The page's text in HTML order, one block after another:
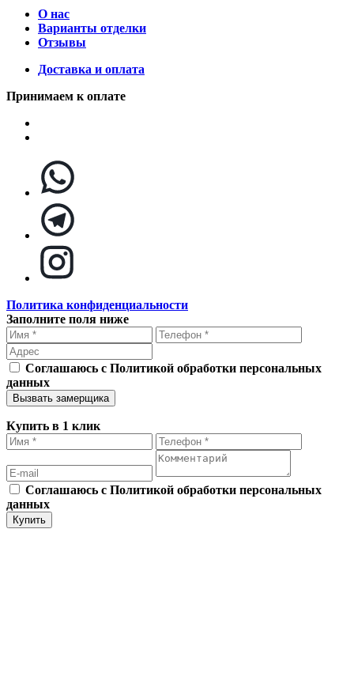
О нас
Варианты отделки
Отзывы
Доставка и оплата
Принимаем к оплате
Политика конфиденциальности
Заполните поля ниже
Соглашаюсь с Политикой обработки персональных
данных
Купить в 1 клик
Соглашаюсь с Политикой обработки персональных
данных